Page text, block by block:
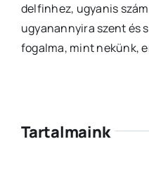
delfinhez, ugyanis
ugyanannyira szent és
fogalma, mint nekünk,
Tartalmaink